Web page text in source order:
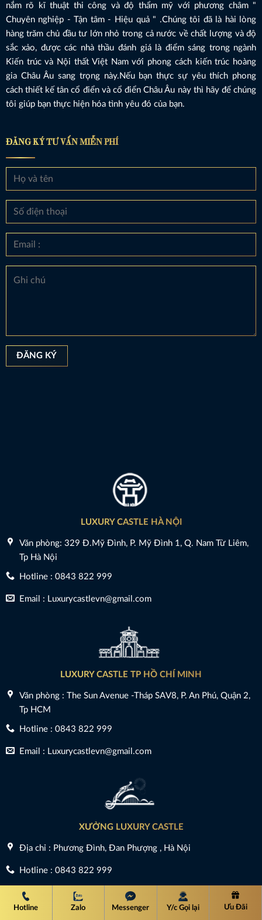
Hotline Zalo Messenger Y/c Gọi lại Ưu Đãi
nắm rõ kĩ thuật thi công và độ thẩm mỹ với phương châm "
Chuyên nghiệp - Tận tâm - Hiệu quả " .Chúng tôi đã là hài lòng
hàng trăm chủ đầu tư lớn nhỏ trong cả nước về chất lượng và độ
sắc xảo, được các nhà thầu đánh giá là điểm sáng trong ngành
Kiến trúc và Nội thất Việt Nam với phong cách kiến trúc hoàng
gia Châu Âu sang trọng này.Nếu bạn thực sự yêu thích phong
cách thiết kế tân cổ điển và cổ điển Châu Âu này thì hãy để chúng
tôi giúp bạn thực hiện hóa tình yêu đó của bạn.
ĐĂNG KÝ TƯ VẤN MIỄN PHÍ
LUXURY CASTLE HÀ NỘI
Văn phòng: 329 Đ.Mỹ Đình, P. Mỹ Đình 1, Q. Nam Từ Liêm,
Tp Hà Nội
Hotline : 0843 822 999
Email : Luxurycastlevn@gmail.com
LUXURY CASTLE TP HỒ CHÍ MINH
Văn phòng : The Sun Avenue -Tháp SAV8, P. An Phú, Quận 2,
Tp HCM
Hotline : 0843 822 999
Email : Luxurycastlevn@gmail.com
XƯỞNG LUXURY CASTLE
Địa chỉ : Phương Đình, Đan Phượng , Hà Nội
Hotline : 0843 822 999
Email : Luxurycastlevn@gmail.com